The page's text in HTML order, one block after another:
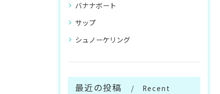
バナナボート
サップ
シュノーケリング
最近の投稿
Recent